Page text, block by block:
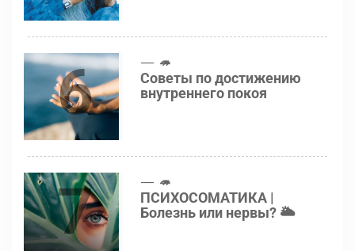
6 🦔
Советы по достижению
внутреннего покоя
7 🦔
ПСИХОСОМАТИКА |
Болезнь или нервы? 🌥